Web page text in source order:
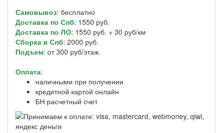
Самовывоз: бесплатно
Доставка по Спб: 1550 руб.
Доставка по ЛО: 1550 руб. + 30 руб/км
Сборка в Спб: 2000 руб.
Подъем: от 300 руб/этаж.
Оплата:
наличными при получении
кредитной картой онлайн
БН расчетный счет